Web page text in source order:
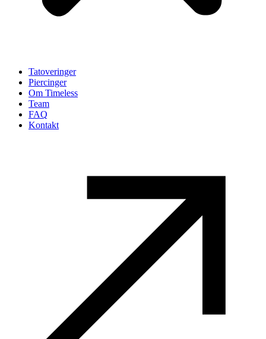
Tatoveringer
Piercinger
Om Timeless
Team
FAQ
Kontakt